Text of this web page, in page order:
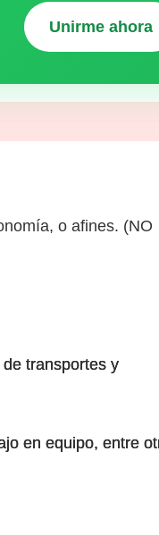
Unirme ahora
o afines. (NO
transportes y
en equipo, entre